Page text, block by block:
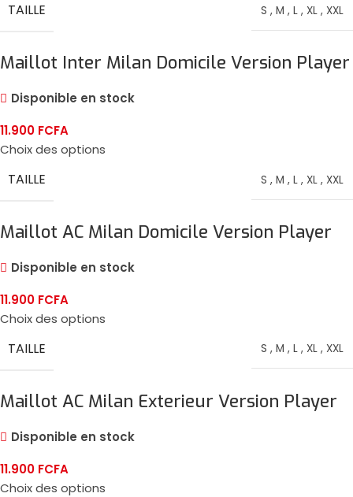
TAILLE S , M , L , XL , XXL
Maillot Inter Milan Domicile Version Player
2024/25
Disponible en stock
11.900 FCFA
Choix des options
TAILLE S , M , L , XL , XXL
Maillot AC Milan Domicile Version Player
2024/25
Disponible en stock
11.900 FCFA
Choix des options
TAILLE S , M , L , XL , XXL
Maillot AC Milan Exterieur Version Player
2024/25
Disponible en stock
11.900 FCFA
Choix des options